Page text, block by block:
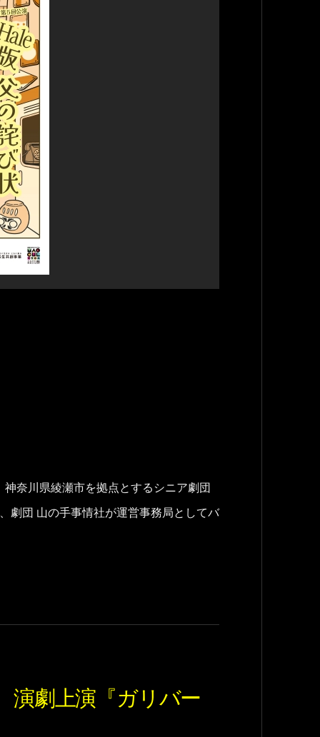
奈川県綾瀬市を拠点とするシニア劇団
劇団 山の手事情社が運営事務局としてバ
演劇上演『ガリバー